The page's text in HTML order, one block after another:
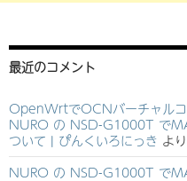
最近のコメント
OpenWrtでOCNバーチャル
NURO の NSD-G1000T で
ついて | ぴんくいろにっき より
NURO の NSD-G1000T で